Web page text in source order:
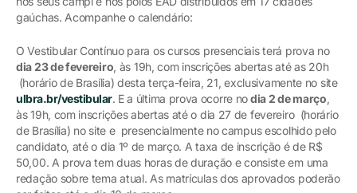
gaúchas. Acompanhe o calendário:
O Vestibular Contínuo para os cursos presenciais terá prova no
dia 23 de fevereiro, às 19h, com inscrições abertas até as 20h
(horário de Brasília) desta terça-feira, 21, exclusivamente no site
ulbra.br/vestibular. E a última prova ocorre nodia 2 de março,
às 19h, com inscrições abertas até o dia 27 de fevereiro (horário
de Brasília) no site e presencialmente no campus escolhido pelo
candidato, até o dia 1º de março. A taxa de inscrição é de R$
50,00. A prova tem duas horas de duração e consiste em uma
redação sobre tema atual. As matrículas dos aprovados poderão